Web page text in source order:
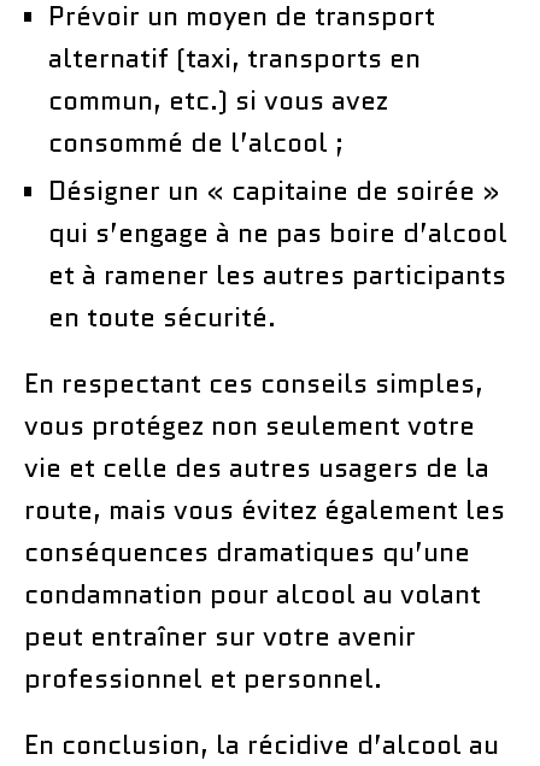
Prévoir un moyen de transport
alternatif (taxi, transports en
commun, etc.) si vous avez
consommé de l’alcool ;
Désigner un « capitaine de soirée »
qui s’engage à ne pas boire d’alcool
et à ramener les autres participants
en toute sécurité.
En respectant ces conseils simples,
vous protégez non seulement votre
vie et celle des autres usagers de la
route, mais vous évitez également les
conséquences dramatiques qu’une
condamnation pour alcool au volant
peut entraîner sur votre avenir
professionnel et personnel.
En conclusion, la récidive d’alcool au